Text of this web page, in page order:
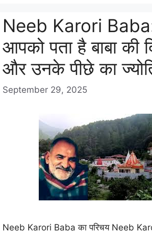
e
s
Neeb Karori
आपको पता है बाबा की
और उनके पीछे का
September 29, 2025
Neeb Karori Baba का परिचय Neeb